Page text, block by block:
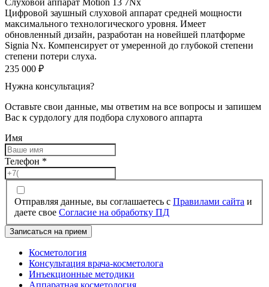
Слуховой аппарат Motion 13 7Nx
Цифровой заушный слуховой аппарат средней мощности
максимального технологического уровня. Имеет
обновленный дизайн, разработан на новейшей платформе
Signia Nx. Компенсирует от умеренной до глубокой степени
степени потери слуха.
235 000 ₽
Нужна консультация?
Оставьте свои данные, мы ответим на все вопросы и запишем
Вас к сурдологу для подбора слухового аппарта
Имя
Телефон *
Отправляя данные, вы соглашаетесь с Правилами сайта и
даете свое Согласие на обработку ПД
Записаться на прием
Косметология
Консультация врача-косметолога
Инъекционные методики
Аппаратная косметология